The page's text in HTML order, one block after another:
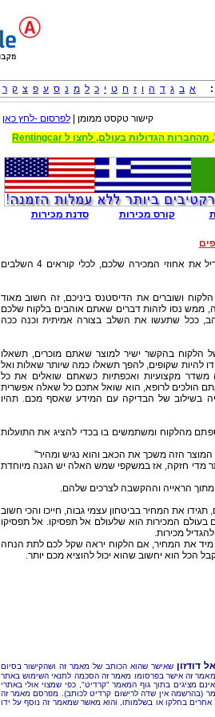
א ב ג ד ה ו ז ח ט י כ ל מ נ ס ע פ צ ק ר
קישור טקסט ממומן |לפרסום -לחץ כאן
קורס מכירות
סדנת מכירות
קבלו כלי מכירות מעולה שיגרום לכם להגדיל את אחוזי המכירה שלכם, לכלי קוראים 4 השלבים
ושוברים את הדיסטנס ביניכם, זה חשוב מאוד
ממש נסו לזהות דברים שאתם אוהבים בלקוח שלכם
ככל שתעשו את השלב בצורה אמיתית וכנה ככה
הלקוח בהקשר ישיר למוצר שאתם מוכרים, תשאלו
להיות שקופים, להפך תשאלו כמה שיותר שאלות ואל
משדר מקצועיות ואכפתיות כשאתם שואלים את כל
הולכים לרופא, הוא שואל אתכם כל שאלה אפשרית
בשילוב של הבדיקה עם המידע שאסף מכם. תהיו
מהלקוח ומשתמשים בו בכדי להציג את התועלות
הזה משכך את הכאב והוא נגיש ומהיר"
מדי חזקה, אז במשקפי שמש האלה יש הגנה מיוחדת
הראייה וההקשבה לצרכים שלהם.
את המחיר בביטחון עצמי גבוה, חייכו והכי חשוב
בעולם המכירות הוא שלעולם אל תפסיקו. אל תפסיקו
מיד את המחיר, אם הלקוח יראה שקל לכם לתת הנחה
הכל הוא יחשוב שהוא יכול להוציא מכם יותר.
דודזון שאישר שהוא הכותב של מאמר זה ושהקישור בסיום
זה אישר בפרסומו מאמר זה הסכמה לתנאי השימוש באתר
מציגים בתוך גוף המאמר "קרדיט", כפי שמצוי אולי באתרי
(בהרשמה אין שדה לרישום קרדיט לכותב). מפרסם מאמר זה
בחלקו או בשלמותו, והוא מאשר שמאמר זה נוסף על ידו